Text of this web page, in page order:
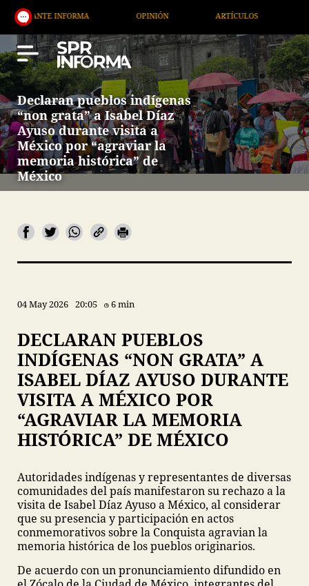
OPINIÓN ARTÍCULOS ARTE /
Declaran pueblos indígenas
“non grata” a Isabel Díaz
Ayuso durante visita a
México por “agraviar la
memoria histórica” de
México
04 May 2026 20:05 6 min
DECLARAN PUEBLOS
INDÍGENAS “NON GRATA” A
ISABEL DÍAZ AYUSO DURANTE
VISITA A MÉXICO POR
“AGRAVIAR LA MEMORIA
HISTÓRICA” DE MÉXICO
Autoridades indígenas y representantes de diversas
comunidades del país manifestaron su rechazo a la
visita de Isabel Díaz Ayuso a México, al considerar
que su presencia y participación en actos
conmemorativos sobre la Conquista agravian la
memoria histórica de los pueblos originarios.
De acuerdo con un pronunciamiento difundido en